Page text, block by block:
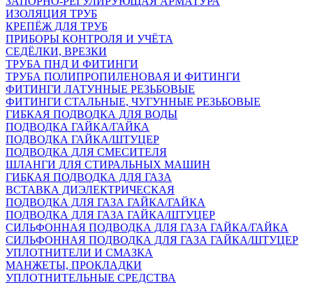
ИЗОЛЯЦИЯ ТРУБ
КРЕПЁЖ ДЛЯ ТРУБ
ПРИБОРЫ КОНТРОЛЯ И УЧЁТА
СЕДЁЛКИ, ВРЕЗКИ
ТРУБА ПНД И ФИТИНГИ
ТРУБА ПОЛИПРОПИЛЕНОВАЯ И ФИТИНГИ
ФИТИНГИ ЛАТУННЫЕ РЕЗЬБОВЫЕ
ФИТИНГИ СТАЛЬНЫЕ, ЧУГУННЫЕ РЕЗЬБОВЫЕ
ГИБКАЯ ПОДВОДКА ДЛЯ ВОДЫ
ПОДВОДКА ГАЙКА/ГАЙКА
ПОДВОДКА ГАЙКА/ШТУЦЕР
ПОДВОДКА ДЛЯ СМЕСИТЕЛЯ
ШЛАНГИ ДЛЯ СТИРАЛЬНЫХ МАШИН
ГИБКАЯ ПОДВОДКА ДЛЯ ГАЗА
ВСТАВКА ДИЭЛЕКТРИЧЕСКАЯ
ПОДВОДКА ДЛЯ ГАЗА ГАЙКА/ГАЙКА
ПОДВОДКА ДЛЯ ГАЗА ГАЙКА/ШТУЦЕР
СИЛЬФОННАЯ ПОДВОДКА ДЛЯ ГАЗА ГАЙКА/ГАЙКА
СИЛЬФОННАЯ ПОДВОДКА ДЛЯ ГАЗА ГАЙКА/ШТУЦЕР
УПЛОТНИТЕЛИ И СМАЗКА
МАНЖЕТЫ, ПРОКЛАДКИ
УПЛОТНИТЕЛЬНЫЕ СРЕДСТВА